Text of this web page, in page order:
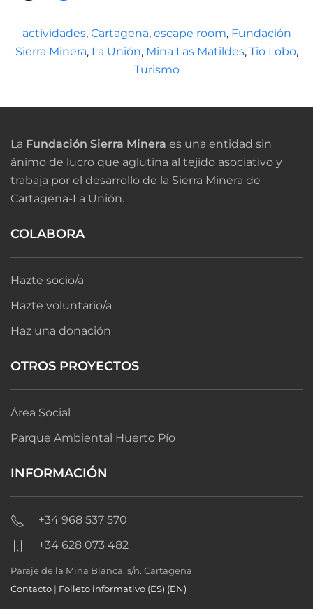
actividades, Cartagena, escape room, Fundación
Sierra Minera, La Unión, Mina Las Matildes, Tio Lobo,
Turismo
La Fundación Sierra Minera es una entidad sin
ánimo de lucro que aglutina al tejido asociativo y
trabaja por el desarrollo de la Sierra Minera de
Cartagena-La Unión.
COLABORA
Hazte socio/a
Hazte voluntario/a
Haz una donación
OTROS PROYECTOS
Área Social
Parque Ambiental Huerto Pío
INFORMACIÓN
+34 968 537 570
+34 628 073 482
Paraje de la Mina Blanca, s/n. Cartagena
Contacto | Folleto informativo (ES) (EN)